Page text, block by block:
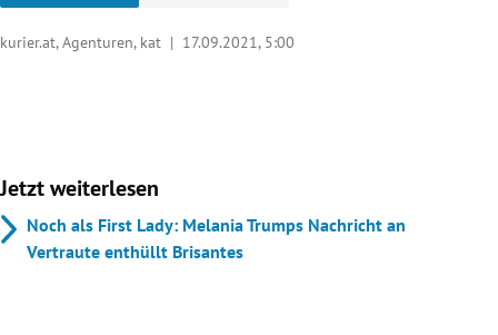
kurier.at, Agenturen, kat | 17.09.2021, 5:00
Jetzt weiterlesen
Noch als First Lady: Melania Trumps Nachricht an
Vertraute enthüllt Brisantes